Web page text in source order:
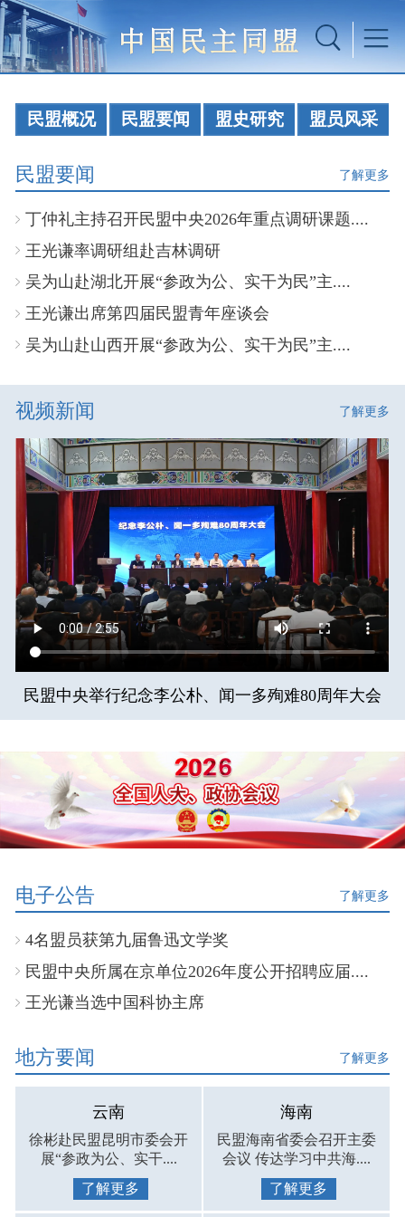
民盟概况 民盟要闻 盟史研究 盟员风采
民盟要闻 了解更多
丁仲礼主持召开民盟中央2026年重点调研课题....
王光谦率调研组赴吉林调研
吴为山赴湖北开展“参政为公、实干为民”主....
王光谦出席第四届民盟青年座谈会
吴为山赴山西开展“参政为公、实干为民”主....
视频新闻 了解更多
民盟中央举行纪念李公朴、闻一多殉难80周年大会
电子公告 了解更多
4名盟员获第九届鲁迅文学奖
民盟中央所属在京单位2026年度公开招聘应届....
王光谦当选中国科协主席
地方要闻 了解更多
云南
徐彬赴民盟昆明市委会开
展“参政为公、实干....
了解更多
海南
民盟海南省委会召开主委
会议 传达学习中共海....
了解更多